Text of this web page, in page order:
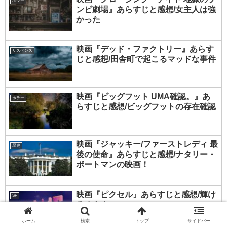
ンビ劇場』あらすじと感想/女主人は強
かった
サスペンス
映画『デッド・ファクトリー』あらす
じと感想/田舎町で起こるマッドな事件
ホラー
映画『ビッグフット UMA確認。』あ
らすじと感想/ビッグフットの存在確認
歴史
映画『ジャッキー/ファーストレディ 最
後の使命』あらすじと感想/ナタリー・
ポートマンの映画！
SF
映画『ピクセル』あらすじと感想/輝け
るオタク
ホーム 検索 トップ サイドバー